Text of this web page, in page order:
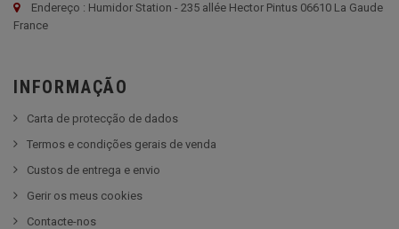
Endereço : Humidor Station - 235 allée Hector Pintus 06610 La Gaude
France
INFORMAÇÃO
Carta de protecção de dados
Termos e condições gerais de venda
Custos de entrega e envio
Gerir os meus cookies
Contacte-nos